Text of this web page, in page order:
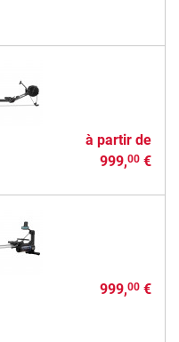
à partir de
999,00€
999,00€